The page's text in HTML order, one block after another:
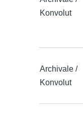
Konvolut
Archivale /
Konvolut